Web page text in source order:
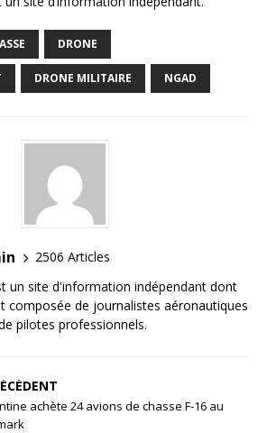
DRONE
DRONE MILITAIRE NGAD
2506 Articles
un site d'information indépendant dont
composée de journalistes aéronautiques
pilotes professionnels.
achète 24 avions de chasse F-16 au